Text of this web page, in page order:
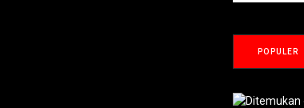
POPULER